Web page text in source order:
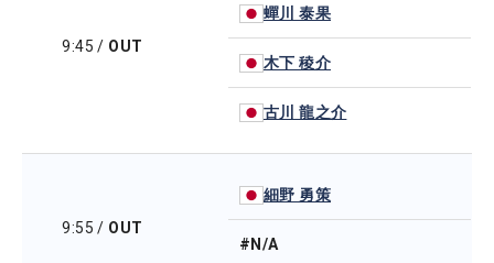
9:45 / OUT
蟬川 泰果
木下 稜介
古川 龍之介
9:55 / OUT
細野 勇策
#N/A